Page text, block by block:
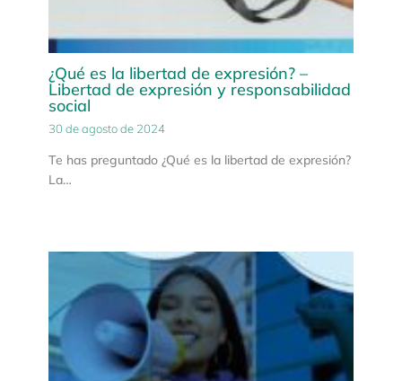
¿Qué es la libertad de expresión? –
Libertad de expresión y responsabilidad
social
30 de agosto de 2024
Te has preguntado ¿Qué es la libertad de expresión?
La…